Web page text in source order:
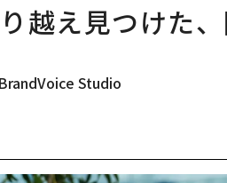
越え見つけた
Studio